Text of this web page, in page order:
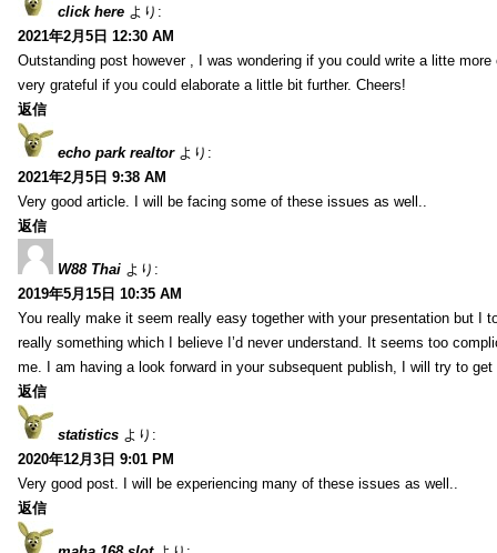
click here より:
2021年2月5日 12:30 AM
Outstanding post however , I was wondering if you could write a litte
very grateful if you could elaborate a little bit further. Cheers!
返信
echo park realtor より:
2021年2月5日 9:38 AM
Very good article. I will be facing some of these issues as well..
返信
W88 Thai より:
2019年5月15日 10:35 AM
You really make it seem really easy together with your presentation but I
really something which I believe I’d never understand. It seems too
me. I am having a look forward in your subsequent publish, I will try to
返信
statistics より:
2020年12月3日 9:01 PM
Very good post. I will be experiencing many of these issues as well..
返信